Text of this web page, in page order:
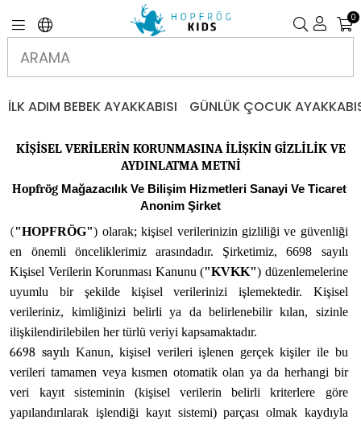
0
İLK ADIM BEBEK AYAKKABISI GÜNLÜK ÇOCUK
KİŞİSEL VERİLERİN KORUNMASINA İLİŞKİN GİZLİLİK VE
AYDINLATMA METNİ
Hopfrög Mağazacılık Ve Bilişim Hizmetleri Sanayi Ve Ticaret
Anonim Şirket
("HOPFRÖG") olarak; kişisel verilerinizin gizliliği ve güvenliği
en
önemli önceliklerimiz arasındadır. Şirketimiz, 6698
sayılı
Kişisel Verilerin Korunması Kanunu ("KVKK") düzenlemelerine
uyumlu
bir şekilde kişisel verilerinizi işlemektedir.
Kişisel
verileriniz,
kimliğinizi belirli ya da belirlenebilir kılan,
sizinle
ilişkilendirilebilen her türlü veriyi kapsamaktadır.
6698 sayılı Kanun, kişisel verileri işlenen gerçek kişiler ile bu
verileri tamamen veya kısmen otomatik olan ya da herhangi bir
veri kayıt
sisteminin (kişisel verilerin belirli
kriterlere göre
yapılandırılarak işlendiği kayıt sistemi) parçası olmak kaydıyla